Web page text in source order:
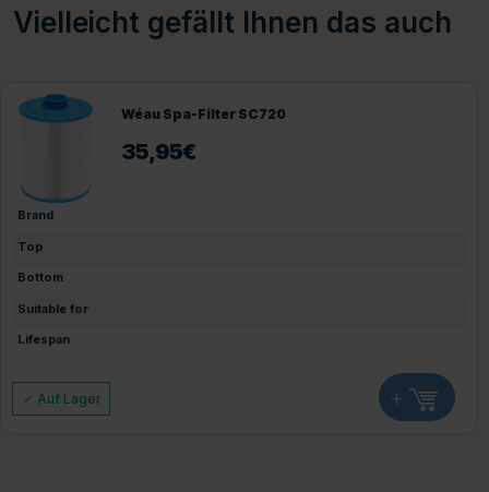
Vielleicht gefällt Ihnen das auch
Wéau Spa-Filter SC720
35,95€
Brand
Top
Bottom
Suitable for
Lifespan
Auf Lager +